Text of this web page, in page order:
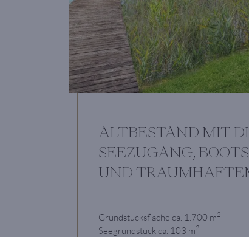
ALTBESTAND MIT
SEEZUGANG,
UND
Grundstücksfläche ca. 1.700 m2
Seegrundstück ca. 103 m2